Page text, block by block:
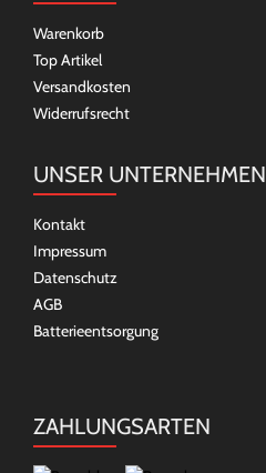
Warenkorb
Top Artikel
Versandkosten
Widerrufsrecht
UNSER UNTERNEHMEN
Kontakt
Impressum
Datenschutz
AGB
Batterieentsorgung
ZAHLUNGSARTEN